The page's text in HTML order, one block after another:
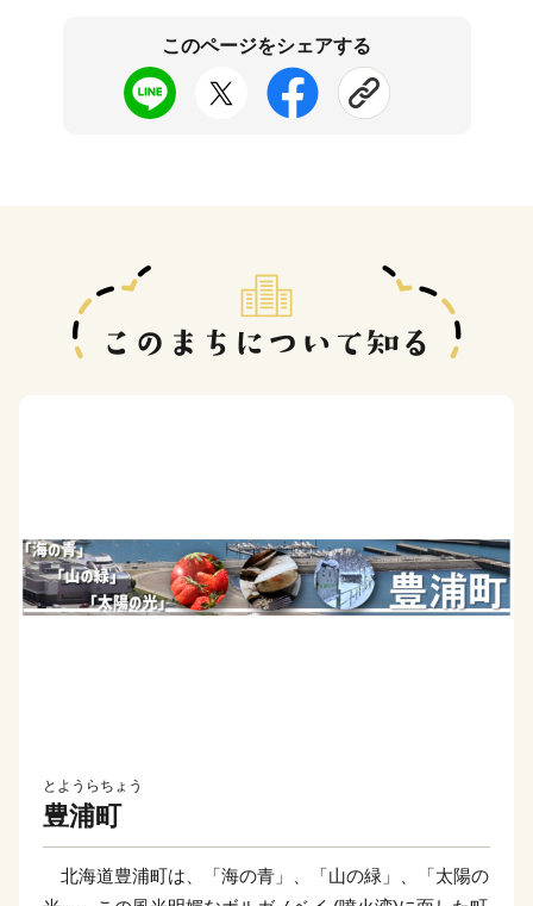
このページをシェアする
とようらちょう
豊浦町
北海道豊浦町は、「海の青」、「山の緑」、「太陽の